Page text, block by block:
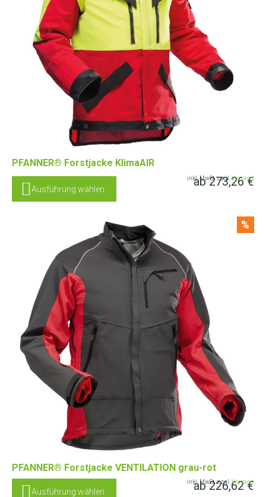
PFANNER® Forstjacke KlimaAIR
ab273,26€
inkl. MwSt. zzgl.Versand
Ausführung wählen
%
PFANNER® Forstjacke VENTILATION grau-rot
ab226,62€
inkl. MwSt. zzgl. Versand
Ausführung wählen